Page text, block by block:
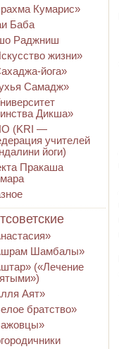
Кумарис»
Баба
Раджниш
жизни»
йога»
Самадж»
Дикша»
(KRI ―
учителей
йоги)
Пракаша
Шамбалы»
(«Лечение
Аят»
братство»